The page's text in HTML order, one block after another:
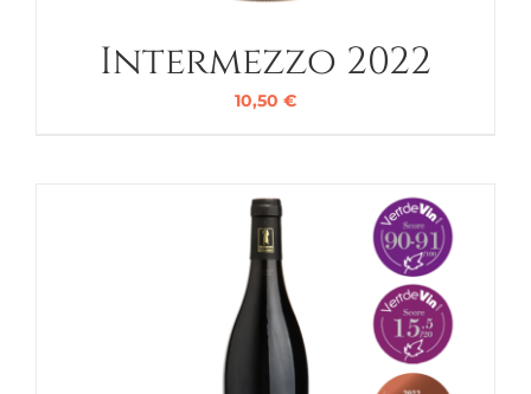
Intermezzo 2022
10,50 €